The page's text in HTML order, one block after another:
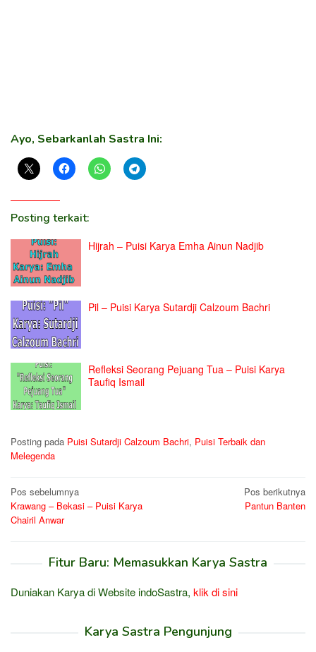
Ayo, Sebarkanlah Sastra Ini:
Posting terkait:
Hijrah – Puisi Karya Emha Ainun Nadjib
Pil – Puisi Karya Sutardji Calzoum Bachri
Refleksi Seorang Pejuang Tua – Puisi Karya
Taufiq Ismail
Posting pada Puisi Sutardji Calzoum Bachri, Puisi Terbaik dan
Melegenda
Navigasi
pos
Pos sebelumnya
Krawang – Bekasi – Puisi Karya
Chairil Anwar
Pos berikutnya
Pantun Banten
Fitur Baru: Memasukkan Karya Sastra
Duniakan Karya di Website indoSastra, klik di sini
Karya Sastra Pengunjung